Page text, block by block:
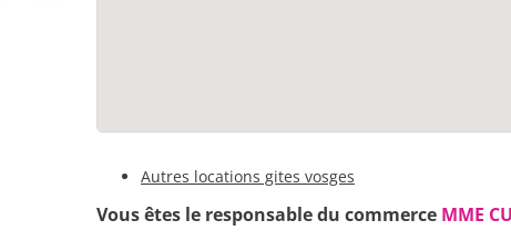
Autres locations gites vosges
Vous êtes le responsable du commerce MME